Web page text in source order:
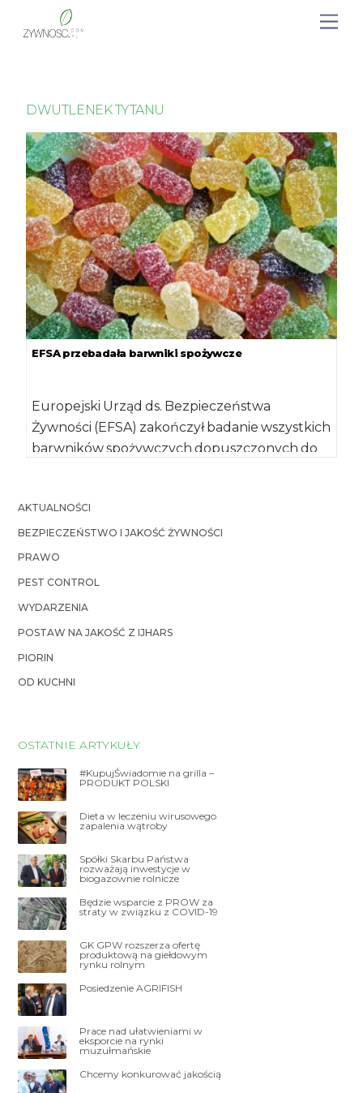
DWUTLENEK TYTANU
EFSA przebadała barwniki spożywcze
Europejski Urząd ds. Bezpieczeństwa
Żywności (EFSA) zakończył badanie wszystkich
barwników spożywczych dopuszczonych do
AKTUALNOŚCI
BEZPIECZEŃSTWO I JAKOŚĆ ŻYWNOŚCI
PRAWO
PEST CONTROL
WYDARZENIA
POSTAW NA JAKOŚĆ Z IJHARS
PIORIN
OD KUCHNI
OSTATNIE ARTYKUŁY
#KupujŚwiadomie na grilla –
PRODUKT POLSKI
Dieta w leczeniu wirusowego
zapalenia wątroby
Spółki Skarbu Państwa
rozważają inwestycje w
biogazownie rolnicze
Będzie wsparcie z PROW za
straty w związku z COVID-19
GK GPW rozszerza ofertę
produktową na giełdowym
rynku rolnym
Posiedzenie AGRIFISH
Prace nad ułatwieniami w
eksporcie na rynki
muzułmańskie
Chcemy konkurować jakością